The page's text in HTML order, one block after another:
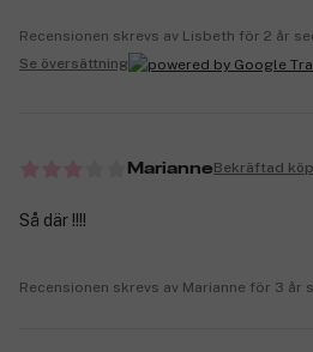
Recensionen skrevs av Lisbeth för 2 år
Se översättning
MarianneBekräftad
Så där !!!!
Recensionen skrevs av Marianne för 3 år